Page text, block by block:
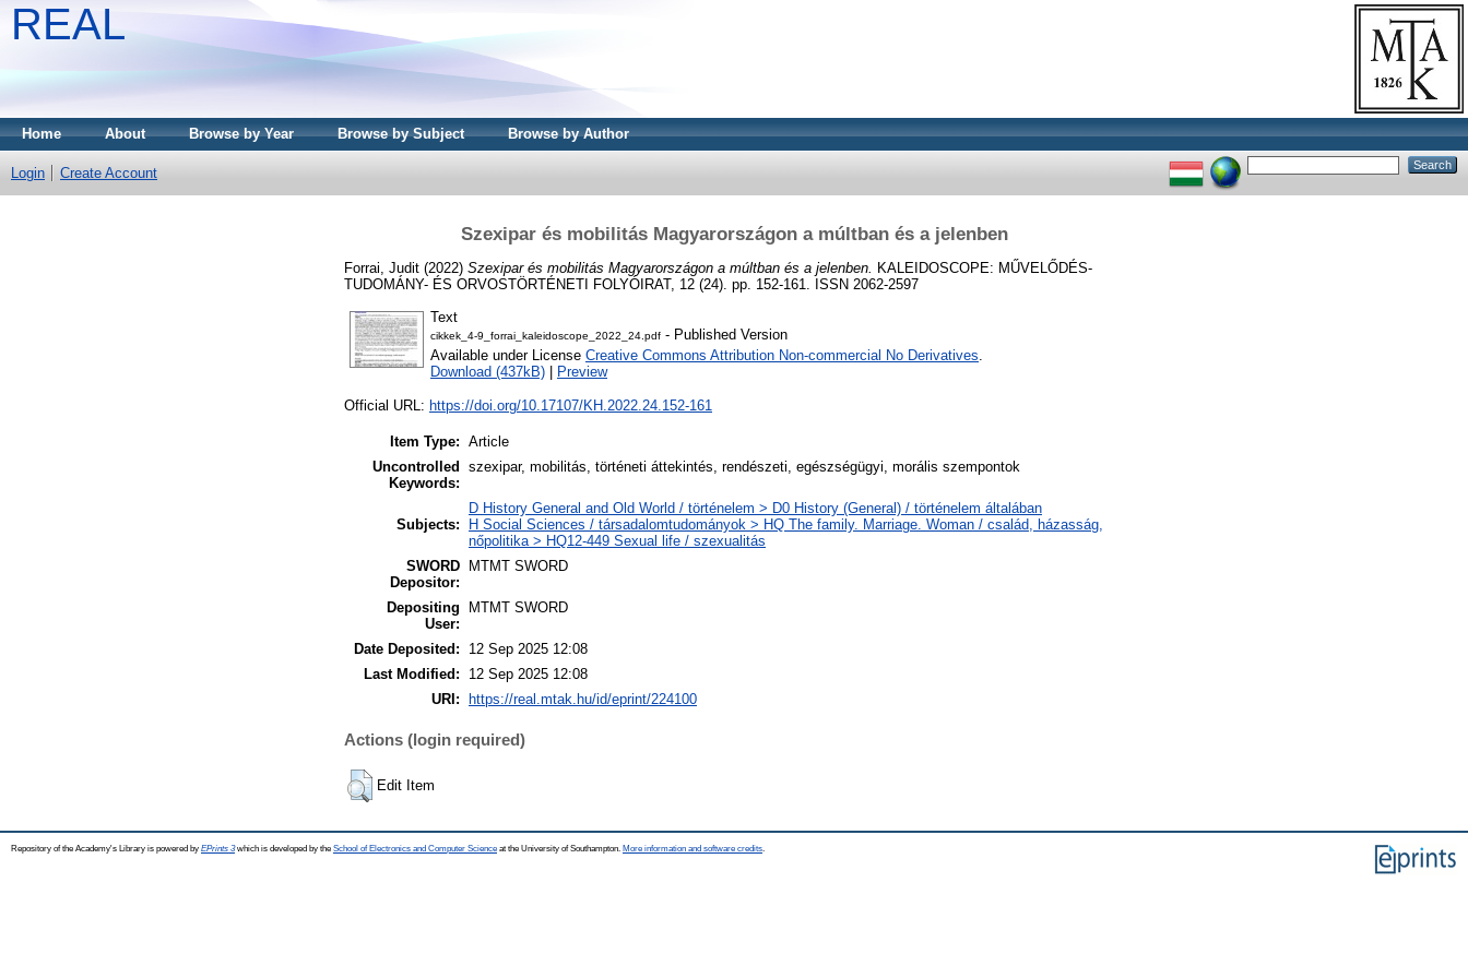
REAL
Home About Browse by Year Browse by Subject Browse by Author
Login Create Account
Szexipar és mobilitás Magyarországon a múltban és a jelenben
Forrai, Judit (2022) Szexipar és mobilitás Magyarországon a múltban és a jelenben. KALEIDOSCOPE: MŰVELŐDÉS-
TUDOMÁNY- ÉS ORVOSTÖRTÉNETI FOLYÓIRAT, 12 (24). pp. 152-161. ISSN 2062-2597
Text
cikkek_4-9_forrai_kaleidoscope_2022_24.pdf - Published Version
Available under License Creative Commons Attribution Non-commercial No Derivatives.
Download (437kB)
Preview
Official URL: https://doi.org/10.17107/KH.2022.24.152-161
Item Type: Article
Uncontrolled
Keywords:
szexipar, mobilitás, történeti áttekintés, rendészeti, egészségügyi, morális szempontok
Subjects:
D History General and Old World / történelem > D0 History (General) / történelem általában
H Social Sciences / társadalomtudományok > HQ The family. Marriage. Woman / család, házasság,
nőpolitika > HQ12-449 Sexual life / szexualitás
SWORD
Depositor:
MTMT SWORD
Depositing
User:
MTMT SWORD
Date Deposited:
12 Sep 2025 12:08
Last Modified:
12 Sep 2025 12:08
URI:
https://real.mtak.hu/id/eprint/224100
Actions (login required)
Edit Item
Repository of the Academy's Library is powered by EPrints 3which is developed by the School of Electronics and Computer Science at the University of Southampton. More information and software credits